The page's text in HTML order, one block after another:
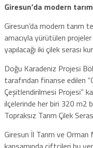
Giresun’da modern
Giresun’da modern tarım
amacıyla yürütülen
yapılacağı iki çilek serası
Doğu Karadeniz Projesi
tarafından finanse edilen
Çeşitlendirilmesi Projesi”
ilçelerinde her biri 320 m2
Topraksız Tarım Çilek
Giresun İl Tarım ve